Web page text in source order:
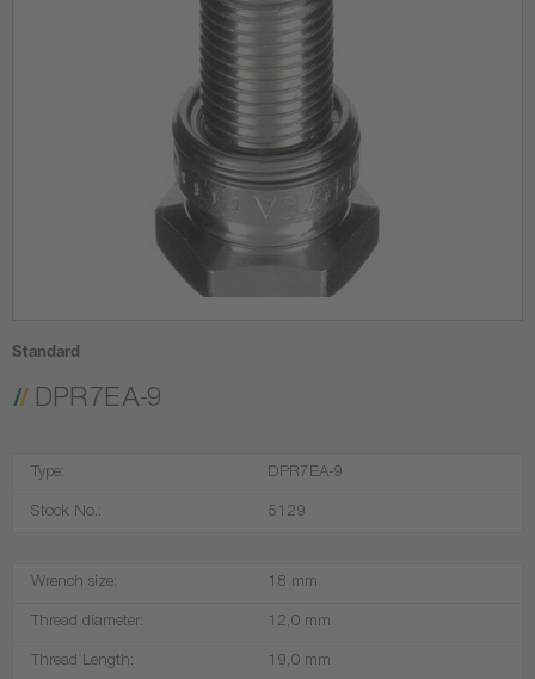
Standard
DPR7EA-9
Type: DPR7EA-9
Stock No.: 5129
Wrench size: 18 mm
Thread diameter: 12,0 mm
Thread Length: 19,0 mm